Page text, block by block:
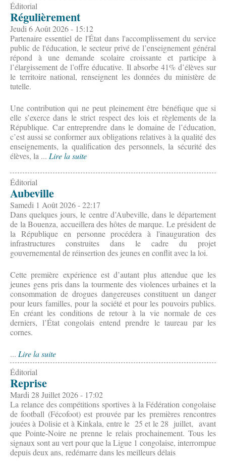
Éditorial
Régulièrement
Jeudi 6 Août 2026 - 15:12
Partenaire essentiel de l'État dans l'accomplissement du service
public de l'éducation, le secteur privé de l’enseignement général
répond à une demande scolaire croissante et participe à
l’élargissement de l’offre éducative. Il absorbe 41% d’élèves sur
le territoire national, renseignent les données du ministère de
tutelle.
Une contribution qui ne peut pleinement être bénéfique que si
elle s’exerce dans le strict respect des lois et règlements de la
République. Car entreprendre dans le domaine de l’éducation,
c’est aussi se conformer aux obligations relatives à la qualité des
enseignements, la qualification des personnels, la sécurité des
élèves, la ... Lire la suite
Éditorial
Aubeville
Samedi 1 Août 2026 - 22:17
Dans quelques jours, le centre d’Aubeville, dans le département
de la Bouenza, accueillera des hôtes de marque. Le président de
la République en personne procédera à l'inauguration des
infrastructures construites dans le cadre du projet
gouvernemental de réinsertion des jeunes en conflit avec la loi.
Cette première expérience est d’autant plus attendue que les
jeunes gens pris dans la tourmente des violences urbaines et la
consommation de drogues dangereuses constituent un danger
pour leurs familles, pour la société et pour les pouvoirs publics.
En créant les conditions de retour à la vie normale de ces
derniers, l’État congolais entend prendre le taureau par les
cornes.
... Lire la suite
Éditorial
Reprise
Mardi 28 Juillet 2026 - 17:02
La relance des compétitions sportives à la Fédération congolaise
de football (Fécofoot) est prouvée par les premières rencontres
jouées à Dolisie et à Kinkala, entre le 25 et le 28 juillet, avant
que Pointe-Noire ne prenne le relais prochainement. Tous les
signaux sont au vert pour que la Ligue 1 congolaise, interrompue
depuis deux ans, redémarre dans les meilleurs délais